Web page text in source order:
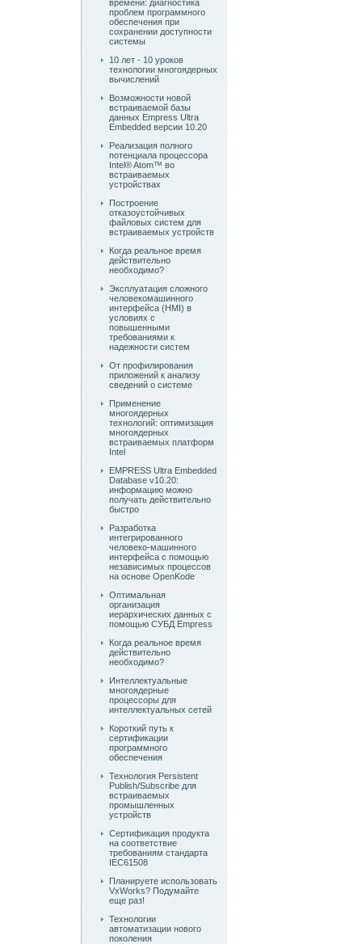
времени: диагностика
проблем программного
обеспечения при
сохранении доступности
системы
10 лет - 10 уроков
технологии многоядерных
вычислений
Возможности новой
встраиваемой базы
данных Empress Ultra
Embedded версии 10.20
Реализация полного
потенциала процессора
Intel® Atom™ во
встраиваемых
устройствах
Построение
отказоустойчивых
файловых систем для
встраиваемых устройств
Когда реальное время
действительно
необходимо?
Эксплуатация сложного
человекомашинного
интерфейса (HMI) в
условиях с
повышенными
требованиями к
надежности систем
От профилирования
приложений к анализу
сведений о системе
Применение
многоядерных
технологий: оптимизация
многоядерных
встраиваемых платформ
Intel
EMPRESS Ultra Embedded
Database v10.20:
информацию можно
получать действительно
быстро
Разработка
интегрированного
человеко-машинного
интерфейса с помощью
независимых процессов
на основе OpenKode
Оптимальная
организация
иерархических данных с
помощью СУБД Empress
Когда реальное время
действительно
необходимо?
Интеллектуальные
многоядерные
процессоры для
интеллектуальных сетей
Короткий путь к
сертификации
программного
обеспечения
Технология Persistent
Publish/Subscribe для
встраиваемых
промышленных
устройств
Сертификация продукта
на соответствие
требованиям стандарта
IEC61508
Планируете использовать
VxWorks? Подумайте
еще раз!
Технологии
автоматизации нового
поколения